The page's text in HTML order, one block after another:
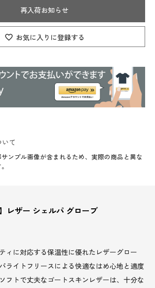
再入荷お知らせ
お気に入りに登録する
て
ンプル画像が含まれるため、実際の商品と異な
レザー シェルパ グローブ
ィに対応する保温性に優れたレザーグロー
ライトフリースによる快適なはめ心地と適度
フトで丈夫なゴートスキンレザーは、十分な